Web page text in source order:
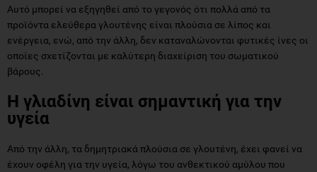
Αυτό μπορεί να εξηγηθεί από το γεγονός ότι πολλά από τα
προϊόντα ελεύθερα γλουτένης είναι πλούσια σε λίπος και
ενέργεια, ενώ, από την άλλη, δεν καταναλώνονται φυτικές ίνες οι
οποίες σχετίζονται με καλύτερη διαχείριση του σωματικού
βάρους.
Η γλιαδίνη είναι σημαντική για την
υγεία
Από την άλλη, τα δημητριακά πλούσια σε γλουτένη, έχει φανεί να
έχουν οφέλη για την υγεία, λόγω του ανθεκτικού αμύλου που